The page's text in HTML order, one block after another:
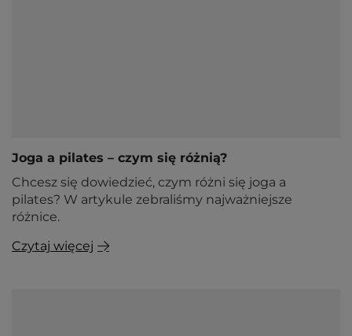
Joga a pilates – czym się różnią?
Chcesz się dowiedzieć, czym różni się joga a
pilates? W artykule zebraliśmy najważniejsze
różnice.
Czytaj więcej